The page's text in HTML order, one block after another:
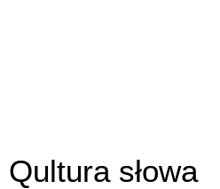
Qultura słowa